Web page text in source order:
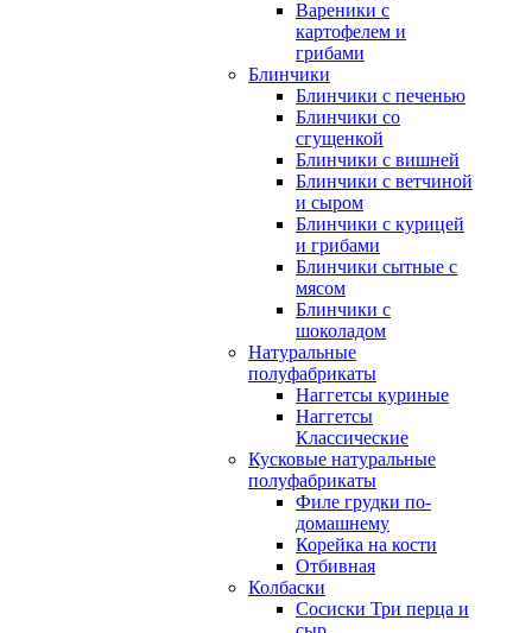
Вареники с
картофелем и
грибами
Блинчики
Блинчики с печенью
Блинчики со
сгущенкой
Блинчики с вишней
Блинчики с ветчиной
и сыром
Блинчики с курицей
и грибами
Блинчики сытные с
мясом
Блинчики с
шоколадом
Натуральные
полуфабрикаты
Наггетсы куриные
Наггетсы
Классические
Кусковые натуральные
полуфабрикаты
Филе грудки по-
домашнему
Корейка на кости
Отбивная
Колбаски
Сосиски Три перца и